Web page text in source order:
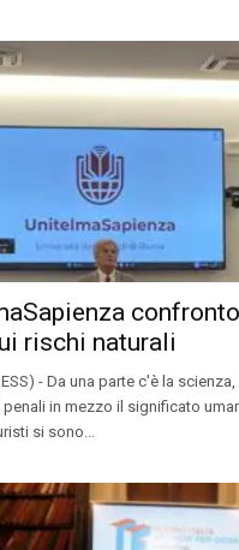
rischi naturali
- Da una parte c'è la
in mezzo il significato
si sono...